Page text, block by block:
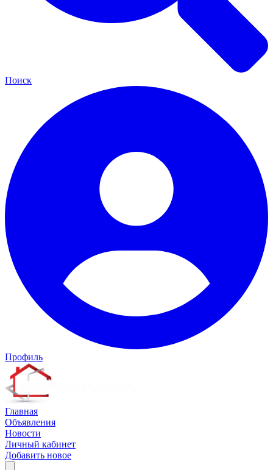
Поиск
Профиль
Главная
Объявления
Новости
Личный кабинет
Добавить новое